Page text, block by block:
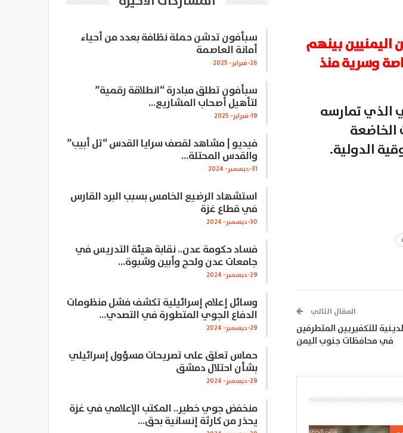
اليمنيين بينهم
وسرية منذ
الذي تمارسه
الخاضعة
الدولية.
المقال التالي
للتكفيريين المتطرفين
في محافظات جنوب اليمن
سبأفون تدشن حملة نظافة بعدد من أحياء
أمانة العاصمة
26-فبراير- 2025
سبأفون تطلق مبادرة “انطلاقة رقمية”
لتأهيل أصحاب المشاريع…
19-فبراير- 2025
فيديو | مشاهد لقصف سرايا القدس “تل أبيب”
والقدس المحتلة…
31-ديسمبر- 2024
استشهاد الرضيع الخامس بسبب البرد القارس
في قطاع غزة
30-ديسمبر- 2024
فساد حكومة عدن.. نقابة هيئة التدريس في
جامعات عدن ولحج وأبين وشبوة…
29-ديسمبر- 2024
وسائل إعلام إسرائيلية تكشف فشل منظومات
الدفاع الجوي المتطورة في التصدي…
29-ديسمبر- 2024
حماس تعلق على تصريحات مسؤول إسرائيلي
بشأن احتلال دمشق
29-ديسمبر- 2024
منخفض جوي خطير.. المكتب الإعلامي في غزة
يحذر من كارثة إنسانية بحق…